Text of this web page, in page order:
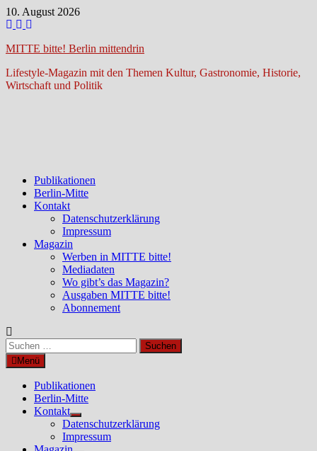
Zum
Inhalt
10. August 2026
MITTE bitte! Berlin mittendrin
Lifestyle-Magazin mit den Themen Kultur, Gastronomie, Historie,
Wirtschaft und Politik
Publikationen
Berlin-Mitte
Kontakt
Datenschutzerklärung
Impressum
Magazin
Werben in MITTE bitte!
Mediadaten
Wo gibt’s das Magazin?
Ausgaben MITTE bitte!
Abonnement
Suchen
nach:Menü
Publikationen
Berlin-Mitte
Kontakt
Untermenü
anzeigen
Datenschutzerklärung
Impressum